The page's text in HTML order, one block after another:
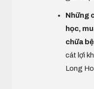
Những
học,
chữa
cát lợi
Long